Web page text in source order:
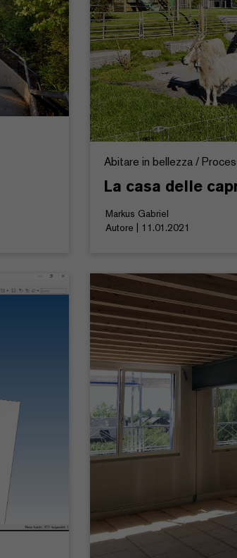
Abitare in bellezza /
La casa delle
Markus Gabriel
Autore | 11.01.2021